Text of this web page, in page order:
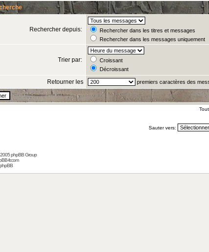
Rechercher depuis:
Rechercher dans les titres et messages
Rechercher dans les messages uniquement
Trier par:
Croissant
Décroissant
Retourner les premiers caractères des
Sauter vers:
phpBB Group
fr.com